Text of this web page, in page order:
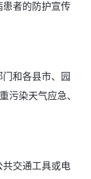
者的防护宣传
和各县市、园
污染天气应急、
交通工具或电